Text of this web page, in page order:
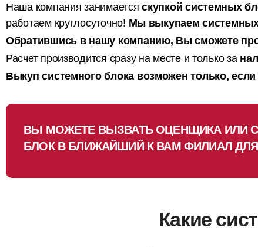
Наша компания занимаетсяскупкой системных
работаем круглосуточно! Мы выкупаем
Обратившись в нашу компанию, Вы сможете
Расчет производится сразу на месте и только за
Выкуп системного блока возможен только,
ВЫ МОЖЕТЕ ВЫЗВАТЬ ОЦЕНЩИКА ИЛИ
БЛОК В БЛИЖАЙШИЙ К ВАМ ФИЛИАЛ
Какие